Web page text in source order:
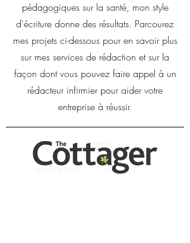
pédagogiques sur la santé, mon style
d'écriture donne des résultats. Parcourez
mes projets ci-dessous pour en savoir plus
sur mes services de rédaction et sur la
façon dont vous pouvez faire appel à un
rédacteur infirmier pour aider votre
entreprise à réussir.